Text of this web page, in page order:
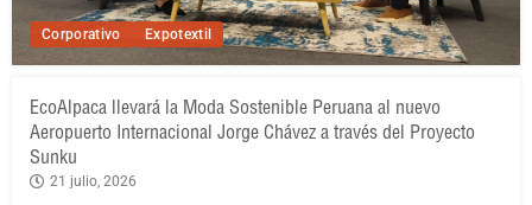
Corporativo Expotextil
EcoAlpaca llevará la Moda Sostenible Peruana al nuevo
Aeropuerto Internacional Jorge Chávez a través del Proyecto
Sunku
21 julio, 2026